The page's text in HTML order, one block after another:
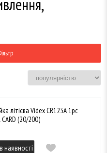
літієва Videx CR123A 1pc
CARD (20/200)
наявності